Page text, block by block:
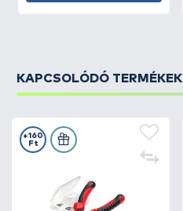
KAPCSOLÓDÓ TERMÉKEK
+160
Ft